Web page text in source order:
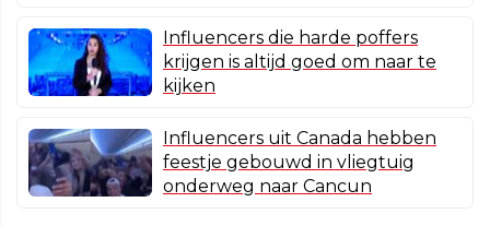
Influencers die harde poffers
krijgen is altijd goed om naar te
kijken
Influencers uit Canada hebben
feestje gebouwd in vliegtuig
onderweg naar Cancun